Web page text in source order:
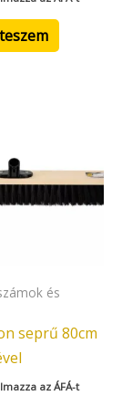
és
seprű 80cm
az ÁFÁ-t